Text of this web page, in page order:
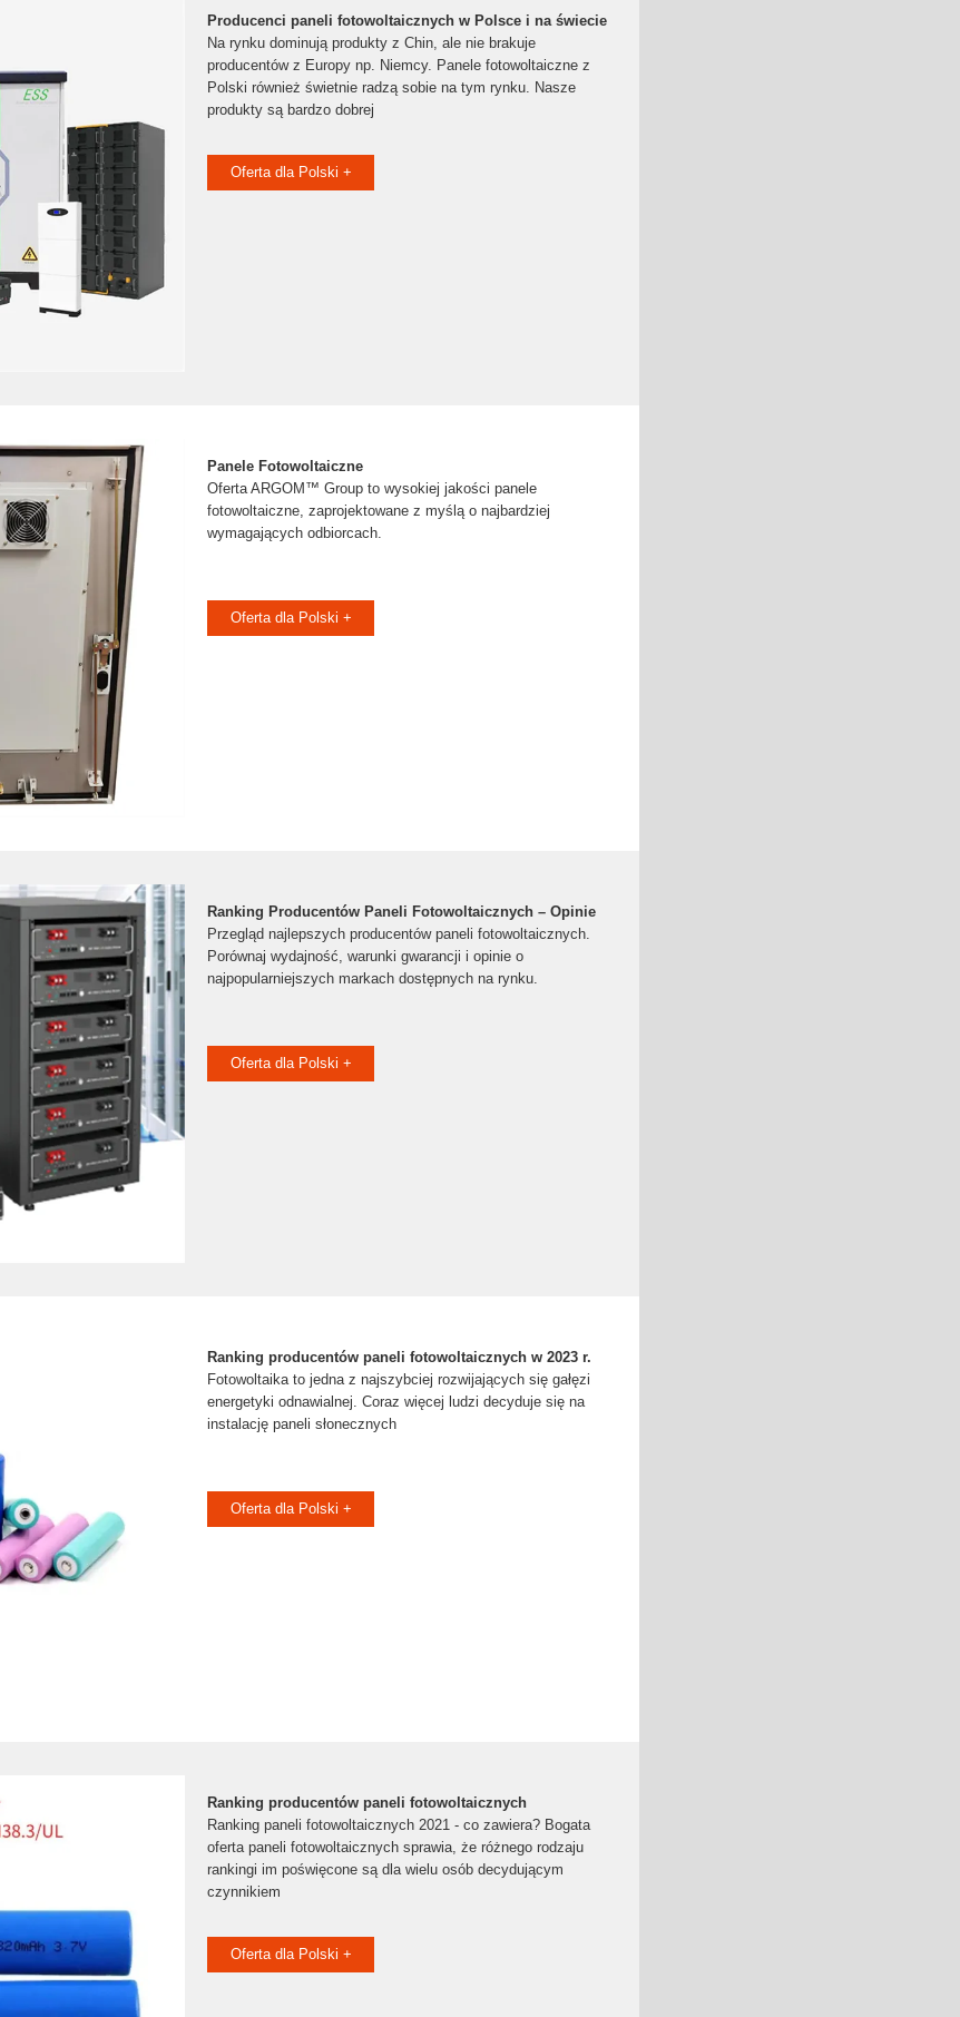
Producenci paneli fotowoltaicznych w Polsce i na świecie
Na rynku dominują produkty z Chin, ale nie brakuje
producentów z Europy np. Niemcy. Panele fotowoltaiczne z
Polski również świetnie radzą sobie na tym rynku. Nasze
produkty są bardzo dobrej
Oferta dla Polski +
Panele Fotowoltaiczne
Oferta ARGOM™ Group to wysokiej jakości panele
fotowoltaiczne, zaprojektowane z myślą o najbardziej
wymagających odbiorcach.
Oferta dla Polski +
Ranking Producentów Paneli Fotowoltaicznych – Opinie
Przegląd najlepszych producentów paneli fotowoltaicznych.
Porównaj wydajność, warunki gwarancji i opinie o
najpopularniejszych markach dostępnych na rynku.
Oferta dla Polski +
Ranking producentów paneli fotowoltaicznych w 2023 r.
Fotowoltaika to jedna z najszybciej rozwijających się gałęzi
energetyki odnawialnej. Coraz więcej ludzi decyduje się na
instalację paneli słonecznych
Oferta dla Polski +
Ranking producentów paneli fotowoltaicznych
Ranking paneli fotowoltaicznych 2021 - co zawiera? Bogata
oferta paneli fotowoltaicznych sprawia, że różnego rodzaju
rankingi im poświęcone są dla wielu osób decydującym
czynnikiem
Oferta dla Polski +